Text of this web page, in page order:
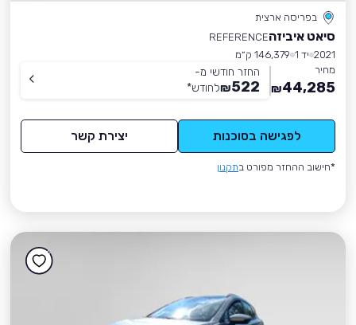
בפריסה ארצית
סיאט איביזהREFERENCE
2021 יד 1
146,379 ק״מ
מחיר
44,285
₪
החזר חודשי מ-
522
₪לחודש*
לפגישה בסוכנות יצירת קשר
*חישוב ההחזר מפורט בתקנון